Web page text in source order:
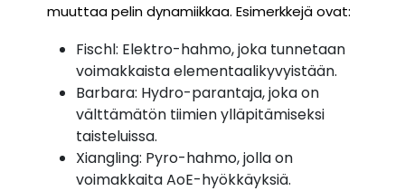
muuttaa pelin dynamiikkaa. Esimerkkejä ovat:
Fischl: Elektro-hahmo, joka tunnetaan
voimakkaista elementaalikyvyistään.
Barbara: Hydro-parantaja, joka on
välttämätön tiimien ylläpitämiseksi
taisteluissa.
Xiangling: Pyro-hahmo, jolla on
voimakkaita AoE-hyökkäyksiä.